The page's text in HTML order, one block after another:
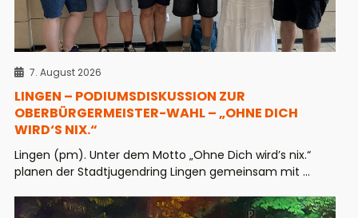
7. August 2026
LINGEN – PODIUMSDISKUSSION ZUR
OBERBÜRGERMEISTER-WAHL – „OHNE DICH
WIRD‘S NIX.“
Lingen (pm). Unter dem Motto „Ohne Dich wird’s nix.“
planen der Stadtjugendring Lingen gemeinsam mit ...